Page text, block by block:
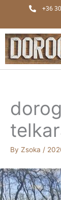
content
+36
By Zsoka /